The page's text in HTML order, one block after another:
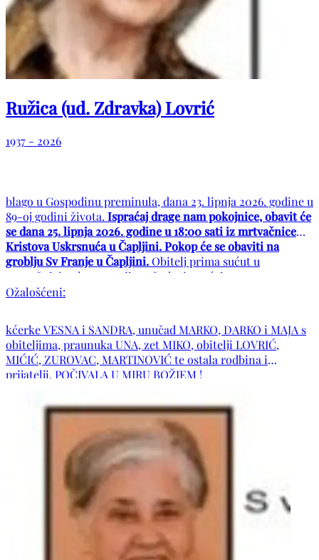
Ružica (ud. Zdravka) Lovrić
1937 - 2026
blago u Gospodinu preminula, dana 23. lipnja 2026. godine u
89-oj godini života. Ispraćaj drage nam pokojnice, obavit će
se dana 25. lipnja 2026. godine u 18:00 sati iz mrtvačnice
Kristova Uskrsnuća u Čapljini. Pokop će se obaviti na
groblju Sv Franje u Čapljini.
mrtvačnici pola sata prije početka ispraćaja.
Ožalošćeni:
kćerke VESNA i SANDRA, unučad MARKO, DARKO i MAJA s
obiteljima, praunuka UNA, zet MIKO, obitelji LOVRIĆ,
MIĆIĆ, ZUROVAC, MARTINOVIĆ te ostala rodbina i
prijatelji. POČIVALA U MIRU BOŽJEM !